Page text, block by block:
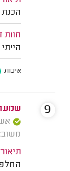
הכנת
חוות
איכות
משוב: 30/09/2025
9